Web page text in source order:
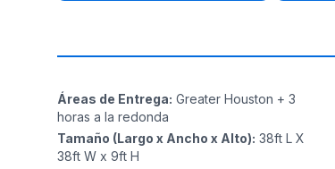
Áreas de Entrega: Greater Houston + 3
horas a la redonda
Tamaño (Largo x Ancho x Alto): 38ft L X
38ft W x 9ft H